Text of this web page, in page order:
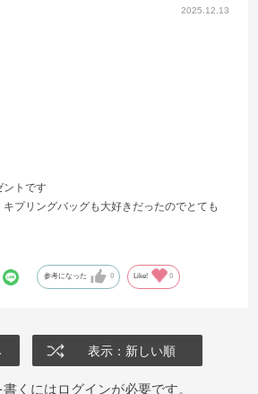
2025.12.13
ントです
プリングバッグも大好きだったのでとても
参考になった 0 Like! 0
表示：新しい順
くにはログインが必要です。